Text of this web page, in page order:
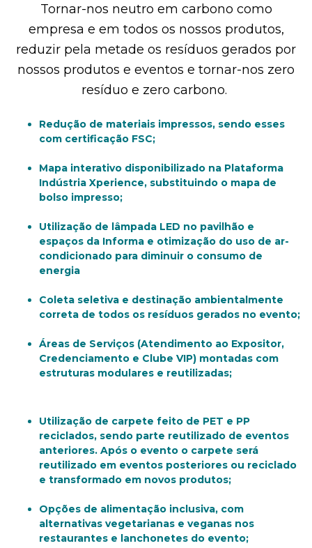
Tornar-nos neutro em carbono como
empresa e em todos os nossos produtos,
reduzir pela metade os resíduos gerados por
nossos produtos e eventos e tornar-nos zero
resíduo e zero carbono.
Redução de materiais impressos, sendo esses
com certificação FSC;
Mapa interativo disponibilizado na Plataforma
Indústria Xperience, substituindo o mapa de
bolso impresso;
Utilização de lâmpada LED no pavilhão e
espaços da Informa e otimização do uso de ar-
condicionado para diminuir o consumo de
energia
Coleta seletiva e destinação ambientalmente
correta de todos os resíduos gerados no evento;
Áreas de Serviços (Atendimento ao Expositor,
Credenciamento e Clube VIP) montadas com
estruturas modulares e reutilizadas;
Utilização de carpete feito de PET e PP
reciclados, sendo parte reutilizado de eventos
anteriores. Após o evento o carpete será
reutilizado em eventos posteriores ou reciclado
e transformado em novos produtos;
Opções de alimentação inclusiva, com
alternativas vegetarianas e veganas nos
restaurantes e lanchonetes do evento;